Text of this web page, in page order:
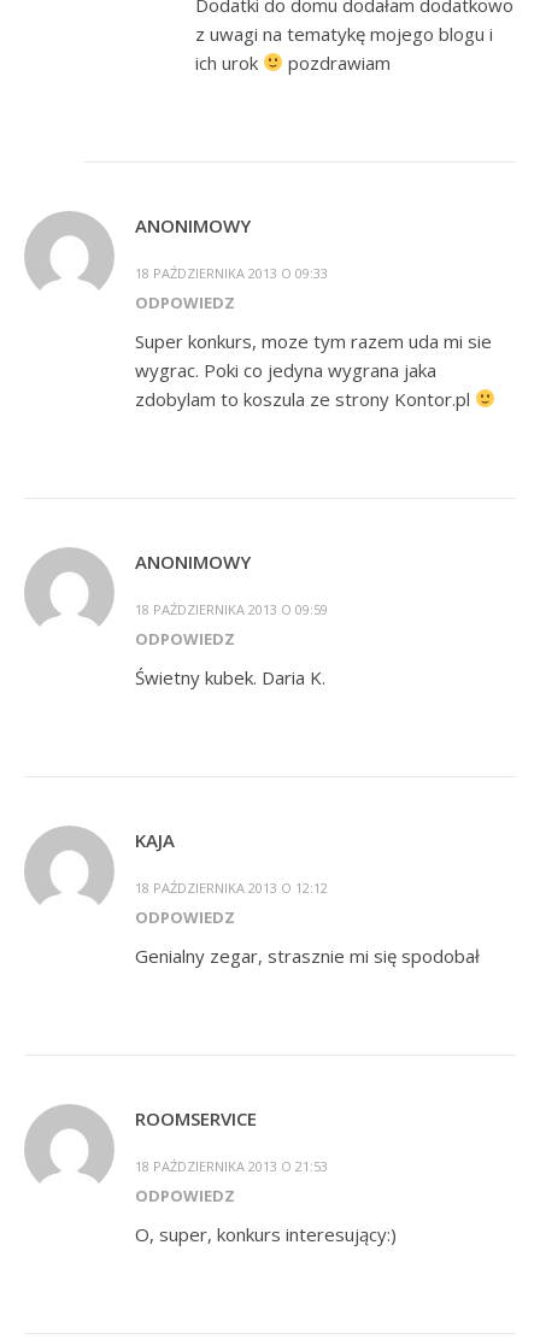
z uwagi na tematykę mojego blogu i
ich urok
pozdrawiam
ANONIMOWY
18 PAŹDZIERNIKA 2013 O 09:33
ODPOWIEDZ
Super konkurs, moze tym razem uda mi sie
wygrac. Poki co jedyna wygrana jaka
zdobylam to koszula ze strony Kontor.pl
ANONIMOWY
18 PAŹDZIERNIKA 2013 O 09:59
ODPOWIEDZ
Świetny kubek. Daria K.
KAJA
18 PAŹDZIERNIKA 2013 O 12:12
ODPOWIEDZ
Genialny zegar, strasznie mi się spodobał
ROOMSERVICE
18 PAŹDZIERNIKA 2013 O 21:53
ODPOWIEDZ
O, super, konkurs interesujący:)